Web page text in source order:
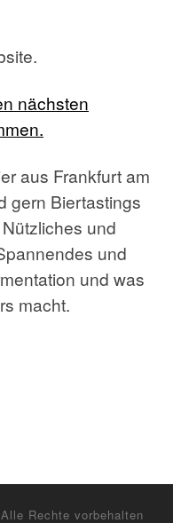
nächsten
aus Frankfurt am
gern Biertastings
und
und
und was
macht.
Rechte vorbehalten